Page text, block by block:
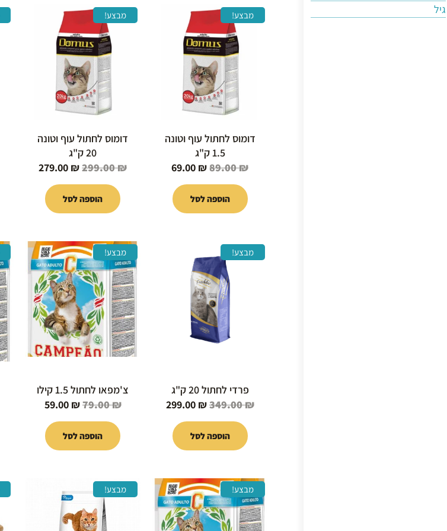
גיל
מבצע!
דומוס לחתול עוף וטונה
1.5 ק"ג
89.00₪
המחיר
המקורי
היה:
89.00 ₪.
69.00 ₪
הוספה לסל
מבצע!
דומוס לחתול עוף וטונה
20 ק"ג
299.00₪
המחיר
המקורי
היה:
299.00 ₪.
279.00 ₪
הוספה לסל
מבצע!
פרדי לחתול 20 ק"ג
349.00₪
המקורי
היה:
349.00 ₪.
299.00 ₪
299.00 ₪.
הוספה לסל
מבצע!
צ'מפאו לחתול 1.5 קילו
79.00₪
המחיר
המקורי
היה:
79.00 ₪.
59.00 ₪
המחיר
הנוכחי
הוא:
59.00 ₪.
הוספה לסל
מבצע!
המחיר
המקורי
היה:
149.00 ₪.
המחיר
הנוכחי
הוא:
129.00 ₪.
מבצע!
המקורי
היה:
89.00 ₪.